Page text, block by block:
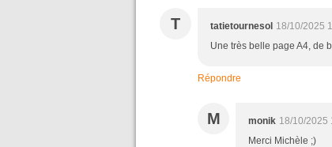
T tatietournesol 18/10/2025
Une très belle page A4, de
Répondre
M monik 18/10/2025
Merci Michèle ;)